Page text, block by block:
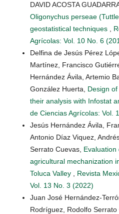
DAVID ACOSTA
Oligonychus perseae
geostatistical techniques ,
Agrícolas: Vol. 10 No. 6
Delfina de Jesús Pérez
Martínez, Francisco
Hernández Ávila, Artemio
González Huerta, Design
their analysis with Infostat
de Ciencias Agrícolas: Vol.
Jesús Hernández Ávila,
Antonio Díaz Viquez,
Serrato Cuevas, Evaluation
agricultural mechanization
Toluca Valley , Revista
Vol. 13 No. 3 (2022)
Juan José Hernández-
Rodríguez, Rodolfo